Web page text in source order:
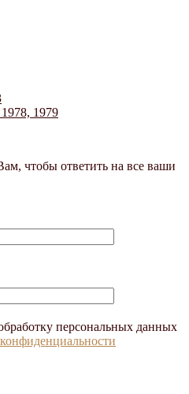
1979
чтобы ответить на все ваши
персональных данных